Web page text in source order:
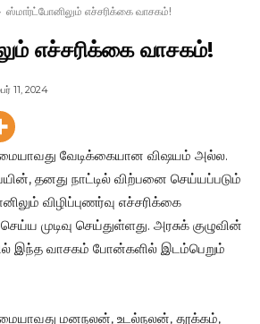
ஸ்மார்ட்போனிலும் எச்சரிக்கை வாசகம்!
எச்சரிக்கை வாசகம்!
11, 2024
வேடிக்கையான விஷயம் அல்ல.
தனது நாட்டில் விற்பனை செய்யப்படும்
விழிப்புணர்வு எச்சரிக்கை
முடிவு செய்துள்ளது. அரசுக் குழுவின்
இந்த வாசகம் போன்களில் இடம்பெறும்
மனநலன், உடல்நலன், தூக்கம்,